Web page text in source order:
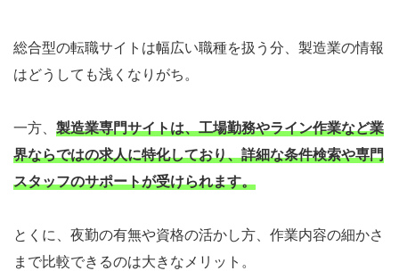
総合型の転職サイトは幅広い職種を扱う分、製造業の情報
はどうしても浅くなりがち。
一方、 製造業専門サイトは、工場勤務やライン作業など業
界ならではの求人に特化しており、詳細な条件検索や専門
スタッフのサポートが受けられます。
とくに、夜勤の有無や資格の活かし方、作業内容の細かさ
まで比較できるのは大きなメリット。